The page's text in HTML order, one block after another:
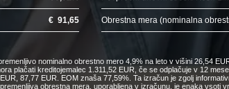
€ 91,65 Obrestna mera (nominalna
nominalno obrestno mero 4,9% na leto v višini 26,54
plačati kreditojemalec 1.311,52 EUR, če se odplačuje v 12
87,77 EUR. EOM znaša 77,59%. Ta izračun je zgolj
obrestna mera, uporabljena v izračunu, je enaka